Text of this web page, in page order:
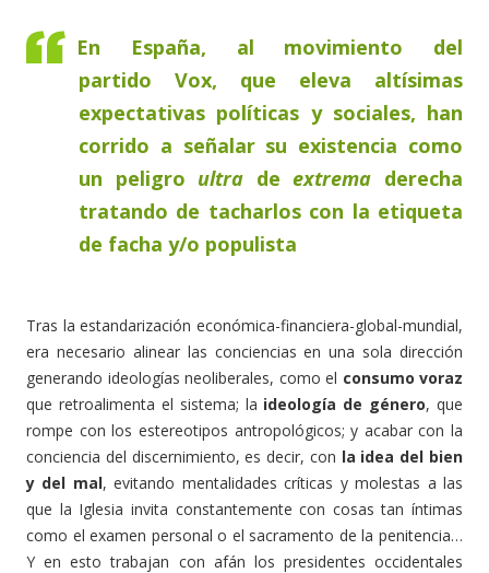
En España, al movimiento del
partido Vox, que eleva altísimas
expectativas políticas y sociales, han
corrido a señalar su existencia como
un peligro ultra deextrema derecha
tratando de tacharlos con la etiqueta
de facha y/o populista
Tras la estandarización económica-financiera-global-mundial,
era necesario alinear las conciencias en una sola dirección
generando ideologías neoliberales, como el consumo voraz
que retroalimenta el sistema; la ideología de género, que
rompe con los estereotipos antropológicos; y acabar con la
conciencia del discernimiento, es decir, con la idea del bien
y del mal, evitando mentalidades críticas y molestas a las
que la Iglesia invita constantemente con cosas tan íntimas
como el examen personal o el sacramento de la penitencia…
Y en esto trabajan con afán los presidentes occidentales